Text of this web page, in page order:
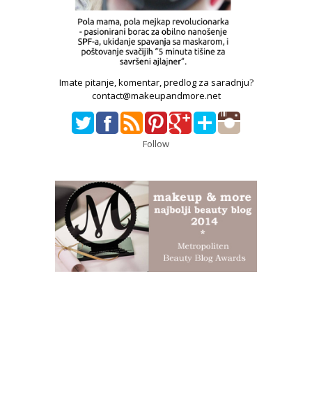
Imate pitanje, komentar, predlog za saradnju?
contact@makeupandmore.net
Follow